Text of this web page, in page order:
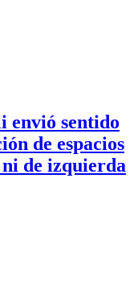
envió sentido
de espacios
de izquierda